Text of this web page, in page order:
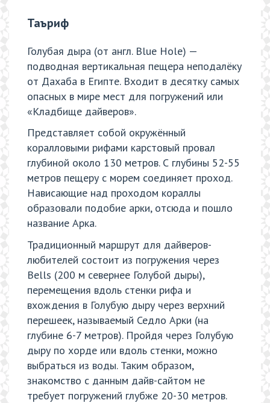
Таъриф
Голубая дыра (от англ. Blue Hole) —
подводная вертикальная пещера неподалёку
от Дахаба в Египте. Входит в десятку самых
опасных в мире мест для погружений или
«Кладбище дайверов».
Представляет собой окружённый
коралловыми рифами карстовый провал
глубиной около 130 метров. С глубины 52-55
метров пещеру с морем соединяет проход.
Нависающие над проходом кораллы
образовали подобие арки, отсюда и пошло
название Арка.
Традиционный маршрут для дайверов-
любителей состоит из погружения через
Bells (200 м севернее Голубой дыры),
перемещения вдоль стенки рифа и
вхождения в Голубую дыру через верхний
перешеек, называемый Седло Арки (на
глубине 6-7 метров). Пройдя через Голубую
дыру по хорде или вдоль стенки, можно
выбраться из воды. Таким образом,
знакомство с данным дайв-сайтом не
требует погружений глубже 20-30 метров.